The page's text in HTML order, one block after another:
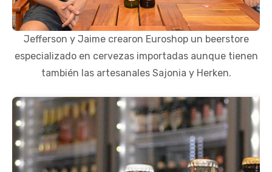
Jefferson y Jaime crearon Euroshop un beerstore
especializado en cervezas importadas aunque tienen
también las artesanales Sajonia y Herken.